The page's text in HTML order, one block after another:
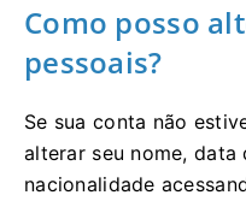
Como posso
pessoais?
Se sua conta não
alterar seu nome, data
nacionalidade